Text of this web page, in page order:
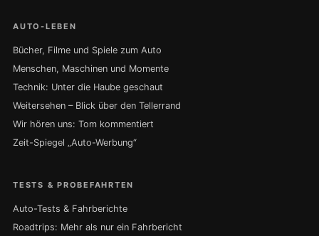
AUTO-LEBEN
Bücher, Filme und Spiele zum Auto
Menschen, Maschinen und Momente
Technik: Unter die Haube geschaut
Weitersehen – Blick über den Tellerrand
Wir hören uns: Tom kommentiert
Zeit-Spiegel „Auto-Werbung“
TESTS & PROBEFAHRTEN
Auto-Tests & Fahrberichte
Roadtrips: Mehr als nur ein Fahrbericht